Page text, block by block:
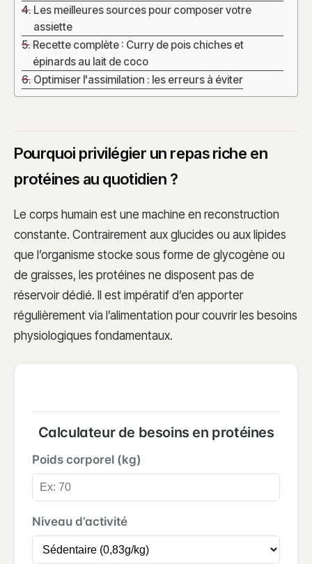
Les meilleures sources pour composer votre
assiette
Recette complète : Curry de pois chiches et
épinards au lait de coco
Optimiser l'assimilation : les erreurs à éviter
Pourquoi privilégier un repas riche en
protéines au quotidien ?
Le corps humain est une machine en reconstruction
constante. Contrairement aux glucides ou aux lipides
que l’organisme stocke sous forme de glycogène ou
de graisses, les protéines ne disposent pas de
réservoir dédié. Il est impératif d’en apporter
régulièrement via l’alimentation pour couvrir les besoins
physiologiques fondamentaux.
Calculateur de besoins en protéines
Poids corporel (kg)
Niveau d’activité